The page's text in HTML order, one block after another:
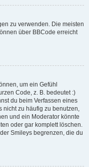
zu verwenden. Die meisten
über BBCode erreicht
um ein Gefühl
Code, z. B. bedeutet :)
du beim Verfassen eines
nicht zu häufig zu benutzen,
und ein Moderator könnte
oder gar komplett löschen.
Smileys begrenzen, die du